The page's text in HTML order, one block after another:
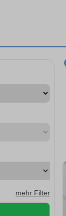
mehr Filter